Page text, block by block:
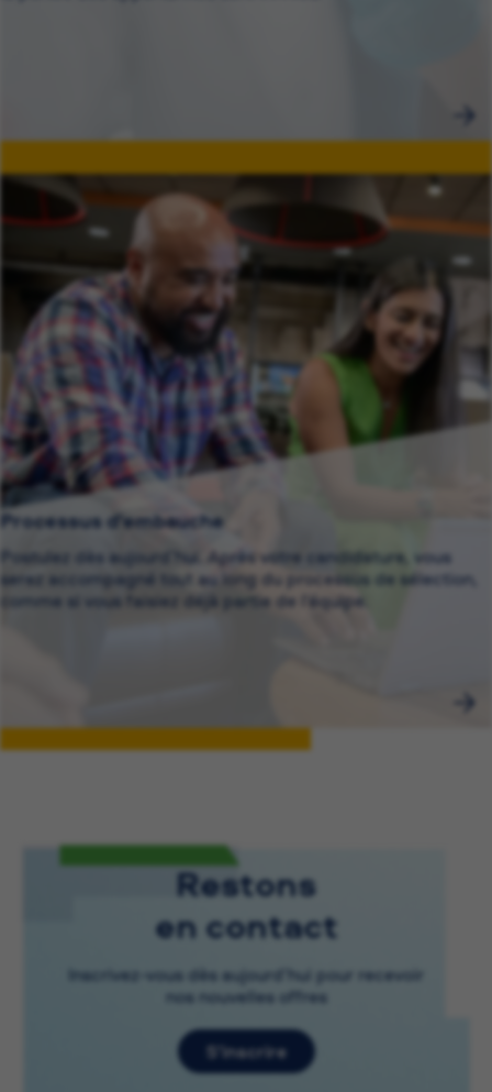
Processus d’embauche
Postulez dès aujourd’hui. Après votre candidature, vous
serez accompagné tout au long du processus de sélection,
comme si vous faisiez déjà partie de l’équipe.
Restons
en contact
Inscrivez-vous dès aujourd’hui pour recevoir
nos nouvelles offres
S’inscrire